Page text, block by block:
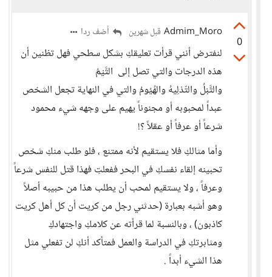
0
Admim_Moro قبل شهرين أضف ردا
لنفترض أنني قرأت تعليقكِ بشكل سطحي فهل تظنين أن
هذه الدرجات والتي تصل إلى التَّيْمُ
والتَّبْلُ والتّدْلِيهُ والهُيُومُ والتي في النهاية تجعل الشخص
عبداً لمحبوبه أو مجنوناً يهيم على وجهه شيء محمود
شرعاً أو عرفاً أو عقلاً ؟!
وأما مثالكِ فلا يستقيم لأنه ممتنع ، فلو طلب منكِ شخص
تحبينه إلقاء نفسكِ في البحر ففعلتِ فهذا قتل للنفس شرعاً
وعرفاً ، ولا يستقيم لمحب أن يطلب هذا من حبيبه أصلاً
وهو أشبه بعبارة (حدثني رجل من كريت أن كل أهل كريت
كاذبون) ، وبالنسبة لما قرأته عن كلامكِ واجتهادكِ
ومثابرتكِ في الدراسة والعمل فمتأكد أنكِ لن تفعلي مثل
هذا الشيء أبداً .